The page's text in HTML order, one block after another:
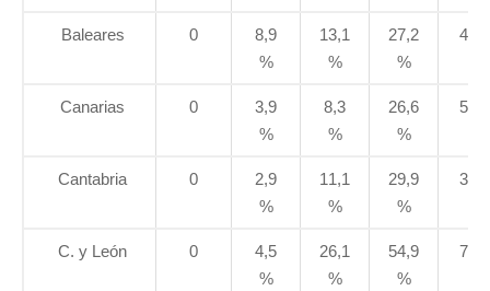
Baleares 0
8,9
%
13,1
%
27,2
%
42,7
Canarias 0
3,9
%
8,3
%
26,6
%
51,1
Cantabria 0
2,9
%
11,1
%
29,9
%
38,8
C. y León 0
4,5
%
26,1
%
54,9
%
78,5